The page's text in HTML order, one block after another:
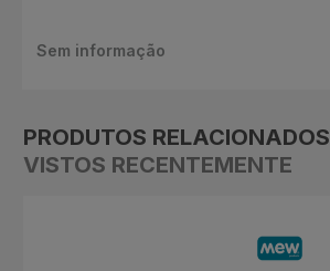
Sem informação
PRODUTOS RELACIONADOS
VISTOS RECENTEMENTE